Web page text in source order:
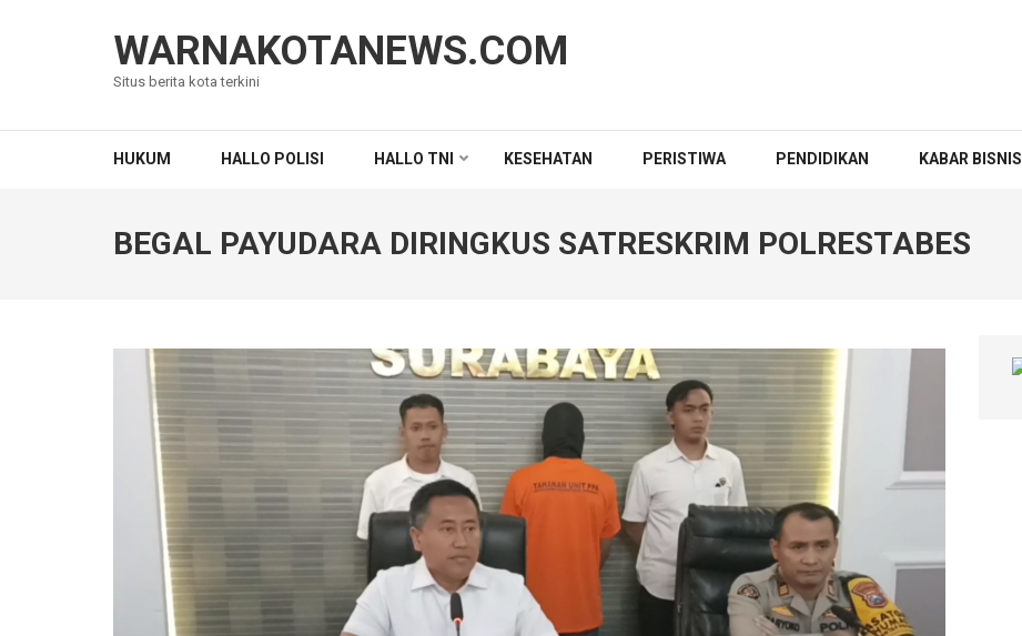
WARNAKOTANEWS.COM
Situs berita kota terkini
HUKUM HALLO POLISI HALLO TNI KESEHATAN PERISTIWA PENDIDIKAN KABAR BISNIS
BEGAL PAYUDARA DIRINGKUS SATRESKRIM POLRESTABES